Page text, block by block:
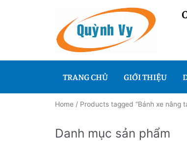
TRANG CHỦ GIỚI THIỆU
Home / Products tagged “Bánh xe nâng
Danh mục sản phẩm